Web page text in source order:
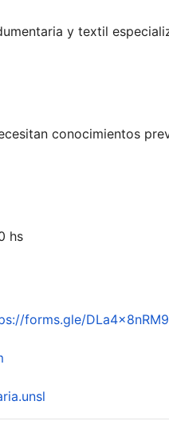
y textil
conocimientos
hs
forms.gle/
unsl